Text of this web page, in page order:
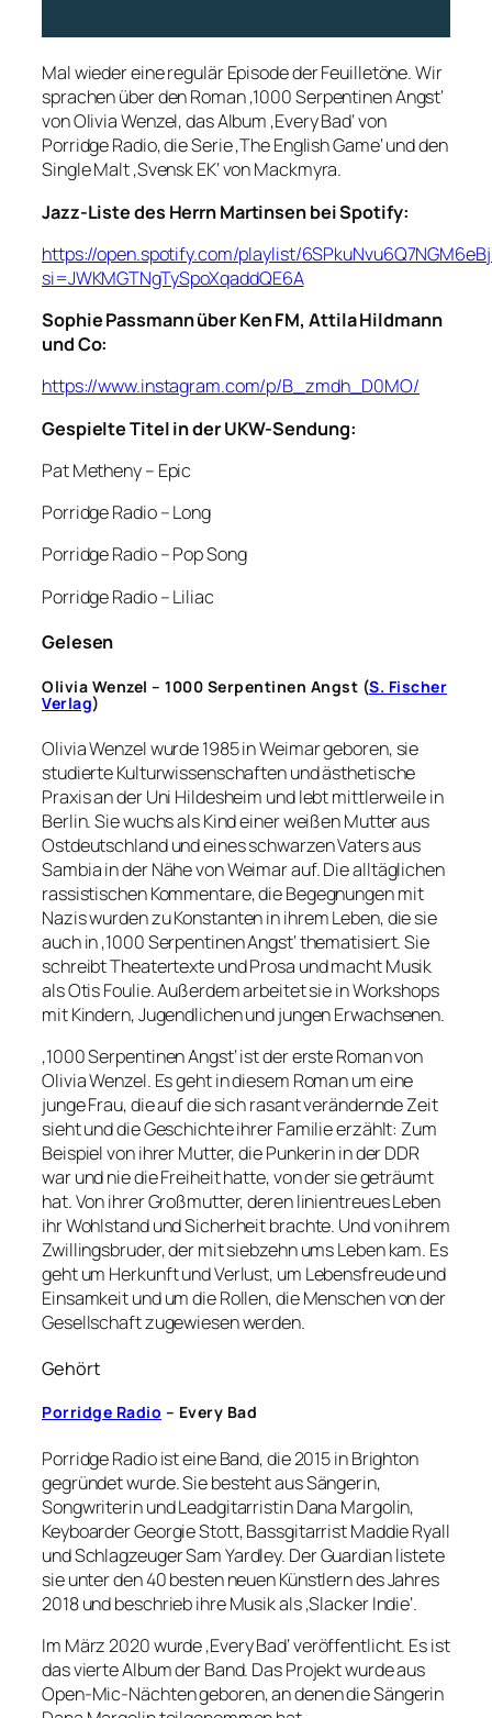
Mal wieder eine regulär Episode der Feuilletöne. Wir
sprachen über den Roman ‚1000 Serpentinen Angst‘
von Olivia Wenzel, das Album ‚Every Bad‘ von
Porridge Radio, die Serie ‚The English Game‘ und den
Single Malt ‚Svensk EK‘ von Mackmyra.
Jazz-Liste des Herrn Martinsen bei Spotify:
https://open.spotify.com/playlist/
si=JWKMGTNgTySpoXqaddQE6A
Sophie Passmann über Ken FM, Attila Hildmann
und Co:
https://www.instagram.com/p/B_zmdh_D0MO/
Gespielte Titel in der UKW-Sendung:
Pat Metheny – Epic
Porridge Radio – Long
Porridge Radio – Pop Song
Porridge Radio – Liliac
Gelesen
Olivia Wenzel – 1000 Serpentinen Angst (S. Fischer
Verlag)
Olivia Wenzel wurde 1985 in Weimar geboren, sie
studierte Kulturwissenschaften und ästhetische
Praxis an der Uni Hildesheim und lebt mittlerweile in
Berlin. Sie wuchs als Kind einer weißen Mutter aus
Ostdeutschland und eines schwarzen Vaters aus
Sambia in der Nähe von Weimar auf. Die alltäglichen
rassistischen Kommentare, die Begegnungen mit
Nazis wurden zu Konstanten in ihrem Leben, die sie
auch in ‚1000 Serpentinen Angst‘ thematisiert. Sie
schreibt Theatertexte und Prosa und macht Musik
als Otis Foulie. Außerdem arbeitet sie in Workshops
mit Kindern, Jugendlichen und jungen Erwachsenen.
‚1000 Serpentinen Angst‘ ist der erste Roman von
Olivia Wenzel. Es geht in diesem Roman um eine
junge Frau, die auf die sich rasant verändernde Zeit
sieht und die Geschichte ihrer Familie erzählt: Zum
Beispiel von ihrer Mutter, die Punkerin in der DDR
war und nie die Freiheit hatte, von der sie geträumt
hat. Von ihrer Großmutter, deren linientreues Leben
ihr Wohlstand und Sicherheit brachte. Und von ihrem
Zwillingsbruder, der mit siebzehn ums Leben kam. Es
geht um Herkunft und Verlust, um Lebensfreude und
Einsamkeit und um die Rollen, die Menschen von der
Gesellschaft zugewiesen werden.
Gehört
Porridge Radio – Every Bad
Porridge Radio ist eine Band, die 2015 in Brighton
gegründet wurde. Sie besteht aus Sängerin,
Songwriterin und Leadgitarristin Dana Margolin,
Keyboarder Georgie Stott, Bassgitarrist Maddie Ryall
und Schlagzeuger Sam Yardley. Der Guardian listete
sie unter den 40 besten neuen Künstlern des Jahres
2018 und beschrieb ihre Musik als ‚Slacker Indie‘.
Im März 2020 wurde ‚Every Bad‘ veröffentlicht. Es ist
das vierte Album der Band. Das Projekt wurde aus
Open-Mic-Nächten geboren, an denen die Sängerin